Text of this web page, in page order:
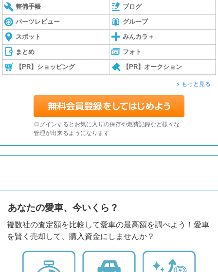
整備手帳 ブログ
パーツレビュー グループ
スポット みんカラ＋
まとめ フォト
【PR】ショッピング 【PR】オークション
もっと見る
ログインするとお気に入りの保存や燃費記録など様々な
管理が出来るようになります
あなたの愛車、今いくら？
複数社の査定額を比較して愛車の最高額を調べよう！愛車
を賢く売却して、購入資金にしませんか？